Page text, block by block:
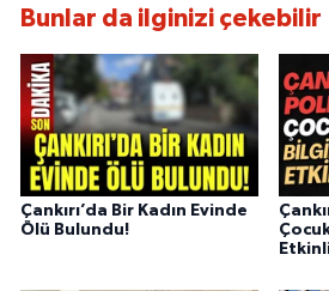
Bunlar da ilginizi çekebilir
Çankırı’da Bir Kadın Evinde
Ölü Bulundu!